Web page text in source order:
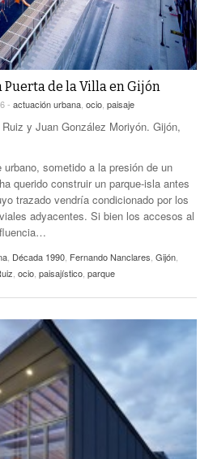
de la Villa en Gijón
- actuación urbana ocio paisaje
y Juan González Moriyón. Gijón,
sometido a la presión de un
querido construir un parque-isla antes
trazado vendría condicionado por los
adyacentes. Si bien los accesos al
Década 1990 Fernando Nanclares Gijón
ocio paisajístico parque